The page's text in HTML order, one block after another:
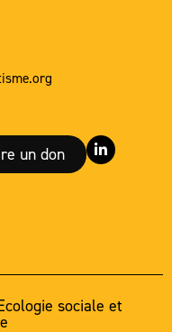
un don
L
i
i
sociale et